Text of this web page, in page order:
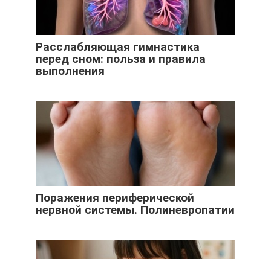
Расслабляющая гимнастика
перед сном: польза и правила
выполнения
Поражения периферической
нервной системы. Полиневропатии